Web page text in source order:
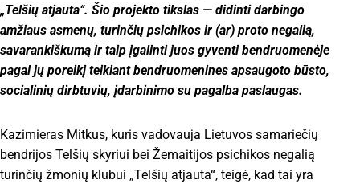
„Telšių atjauta“. Šio projekto tikslas — didinti darbingo
amžiaus asmenų, turinčių psichikos ir (ar) proto negalią,
savarankiškumą ir taip įgalinti juos gyventi bendruomenėje
pagal jų poreikį teikiant bendruomenines apsaugoto būsto,
socialinių dirbtuvių, įdarbinimo su pagalba paslaugas.
Kazimieras Mitkus, kuris vadovauja Lietuvos samariečių
bendrijos Telšių skyriui bei Žemaitijos psichikos negalią
turinčių žmonių klubui „Telšių atjauta“, teigė, kad tai yra